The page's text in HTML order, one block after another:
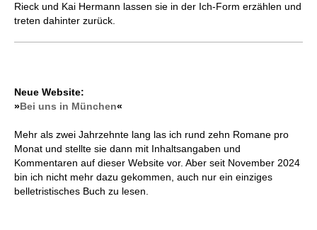
Rieck und Kai Hermann lassen sie in der Ich-Form erzählen und
treten dahinter zurück.
Neue Website:
»Bei uns in München«
Mehr als zwei Jahrzehnte lang las ich rund zehn Romane pro
Monat und stellte sie dann mit Inhaltsangaben und
Kommentaren auf dieser Website vor. Aber seit November 2024
bin ich nicht mehr dazu gekommen, auch nur ein einziges
belletristisches Buch zu lesen.